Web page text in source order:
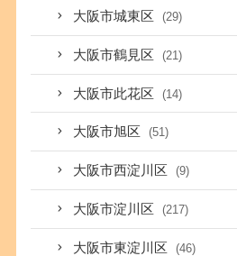
大阪市城東区 (29)
大阪市鶴見区 (21)
大阪市此花区 (14)
大阪市旭区 (51)
大阪市西淀川区 (9)
大阪市淀川区 (217)
大阪市東淀川区 (46)